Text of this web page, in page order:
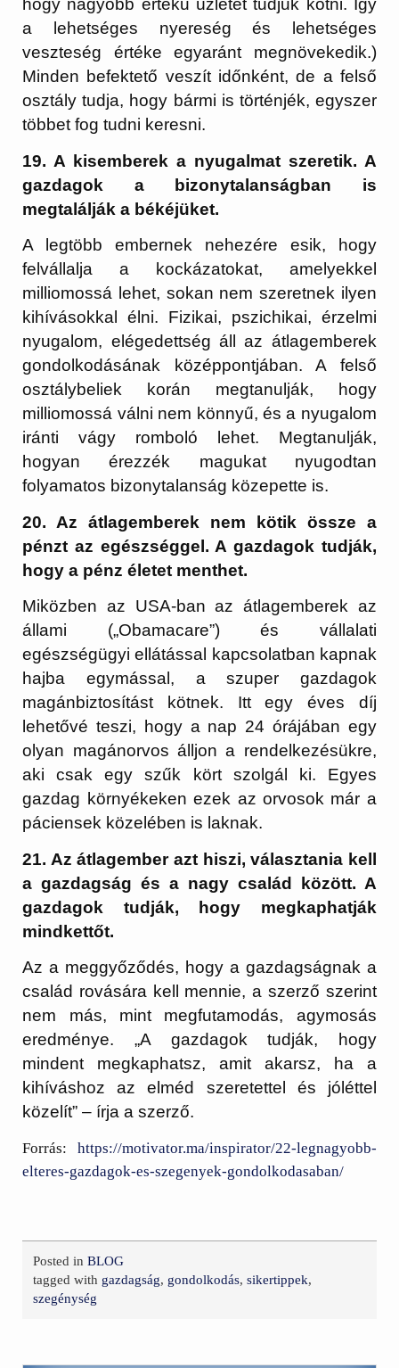
hogy nagyobb értékű üzletet tudjuk kötni. Így
a lehetséges nyereség és lehetséges
veszteség értéke egyaránt megnövekedik.)
Minden befektető veszít időnként, de a felső
osztály tudja, hogy bármi is történjék, egyszer
többet fog tudni keresni.
19. A kisemberek a nyugalmat szeretik. A
gazdagok a bizonytalanságban is
megtalálják a békéjüket.
A legtöbb embernek nehezére esik, hogy
felvállalja a kockázatokat, amelyekkel
milliomossá lehet, sokan nem szeretnek ilyen
kihívásokkal élni. Fizikai, pszichikai, érzelmi
nyugalom, elégedettség áll az átlagemberek
gondolkodásának középpontjában. A felső
osztálybeliek korán megtanulják, hogy
milliomossá válni nem könnyű, és a nyugalom
iránti vágy romboló lehet. Megtanulják,
hogyan érezzék magukat nyugodtan
folyamatos bizonytalanság közepette is.
20. Az átlagemberek nem kötik össze a
pénzt az egészséggel. A gazdagok tudják,
hogy a pénz életet menthet.
Miközben az USA-ban az átlagemberek az
állami („Obamacare”) és vállalati
egészségügyi ellátással kapcsolatban kapnak
hajba egymással, a szuper gazdagok
magánbiztosítást kötnek. Itt egy éves díj
lehetővé teszi, hogy a nap 24 órájában egy
olyan magánorvos álljon a rendelkezésükre,
aki csak egy szűk kört szolgál ki. Egyes
gazdag környékeken ezek az orvosok már a
páciensek közelében is laknak.
21. Az átlagember azt hiszi, választania kell
a gazdagság és a nagy család között. A
gazdagok tudják, hogy megkaphatják
mindkettőt.
Az a meggyőződés, hogy a gazdagságnak a
család rovására kell mennie, a szerző szerint
nem más, mint megfutamodás, agymosás
eredménye. „A gazdagok tudják, hogy
mindent megkaphatsz, amit akarsz, ha a
kihíváshoz az elméd szeretettel és jóléttel
közelít” – írja a szerző.
Forrás: https://motivator.ma/inspirator/22-legnagyobb-
elteres-gazdagok-es-szegenyek-gondolkodasaban/
Posted inBLOG
tagged with gazdagság, gondolkodás,sikertippek,
szegénység